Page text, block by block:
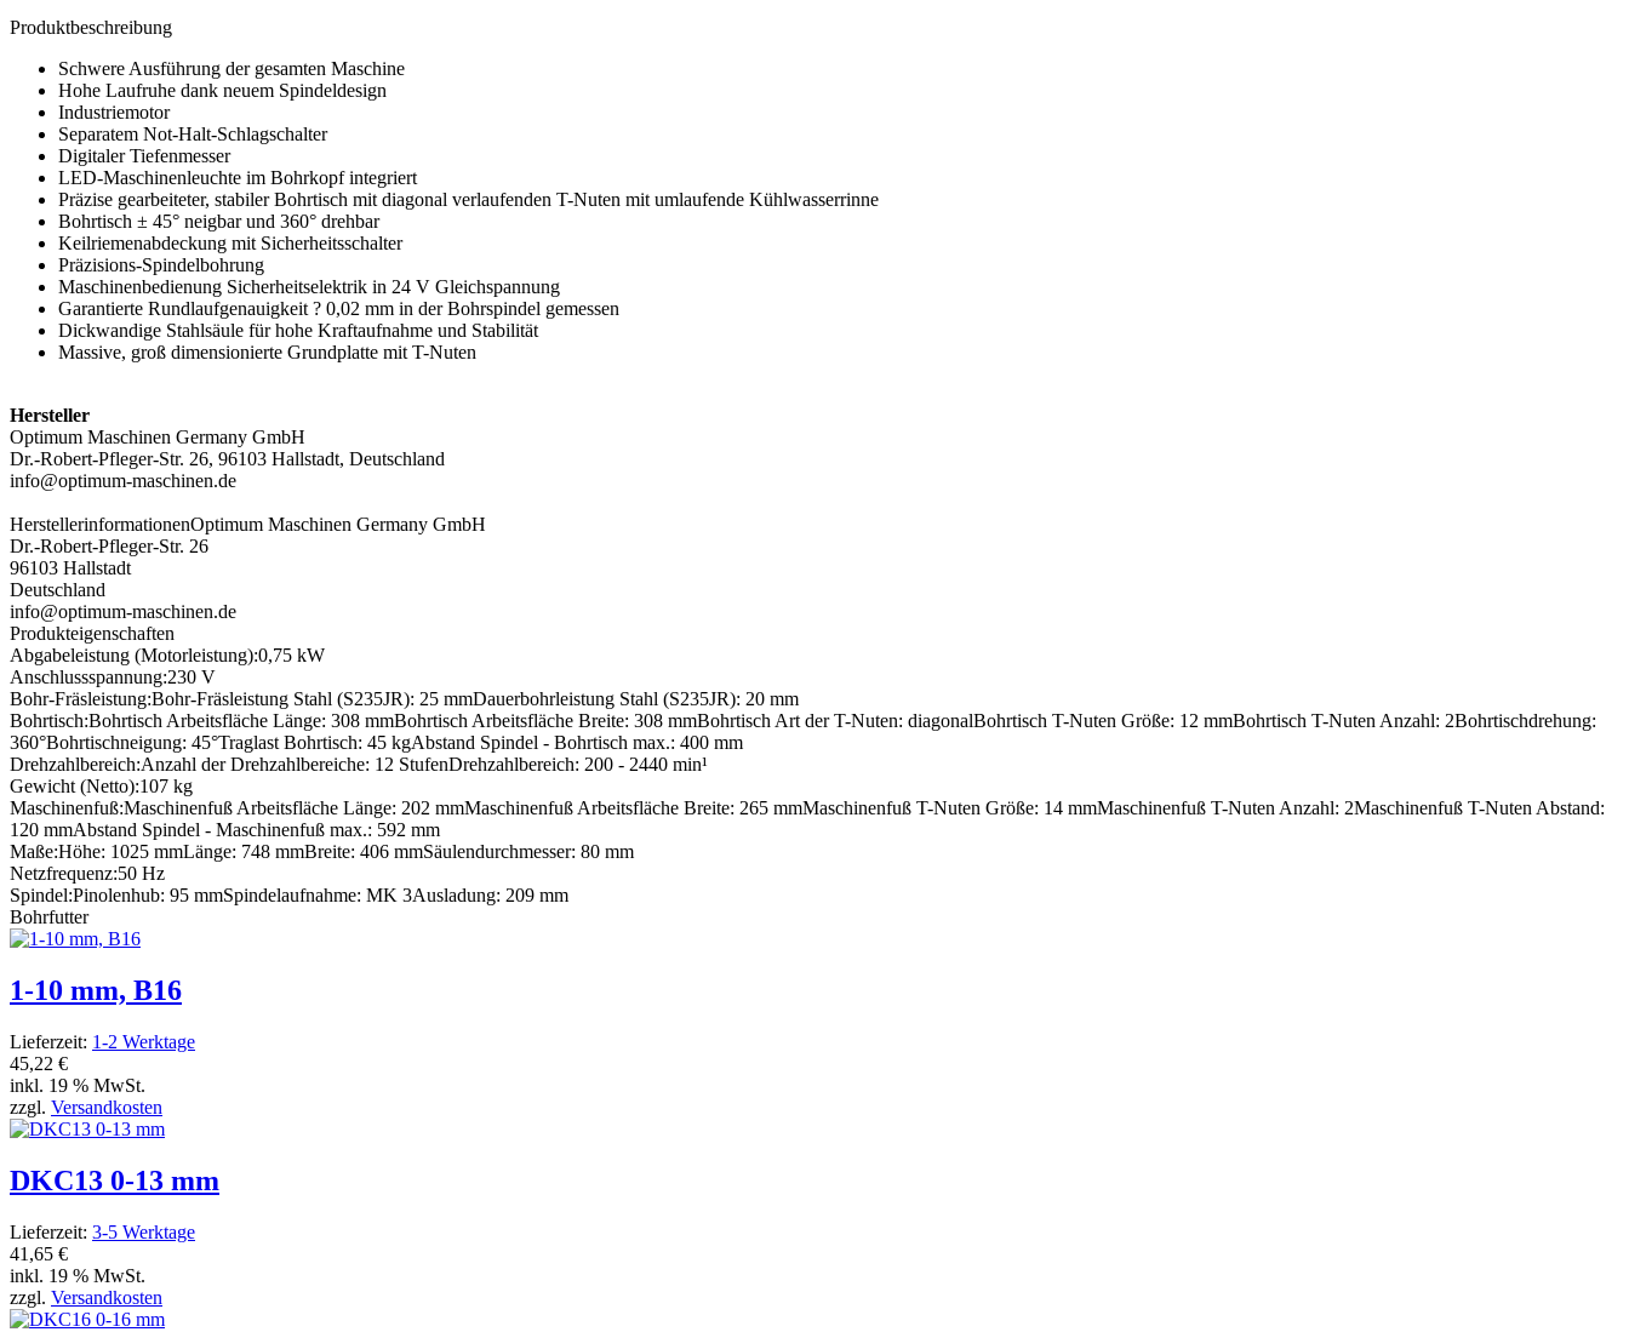
Produktbeschreibung
Schwere Ausführung der gesamten Maschine
Hohe Laufruhe dank neuem Spindeldesign
Industriemotor
Separatem Not-Halt-Schlagschalter
Digitaler Tiefenmesser
LED-Maschinenleuchte im Bohrkopf integriert
Präzise gearbeiteter, stabiler Bohrtisch mit diagonal verlaufenden T-Nuten mit umlaufende Kühlwasserrinne
Bohrtisch ± 45° neigbar und 360° drehbar
Keilriemenabdeckung mit Sicherheitsschalter
Präzisions-Spindelbohrung
Maschinenbedienung Sicherheitselektrik in 24 V Gleichspannung
Garantierte Rundlaufgenauigkeit ? 0,02 mm in der Bohrspindel gemessen
Dickwandige Stahlsäule für hohe Kraftaufnahme und Stabilität
Massive, groß dimensionierte Grundplatte mit T-Nuten
Hersteller
Optimum Maschinen Germany GmbH
Dr.-Robert-Pfleger-Str. 26, 96103 Hallstadt, Deutschland
info@optimum-maschinen.de
HerstellerinformationenOptimum Maschinen Germany GmbH
Dr.-Robert-Pfleger-Str. 26
96103 Hallstadt
Deutschland
info@optimum-maschinen.de
Produkteigenschaften
Abgabeleistung (Motorleistung):0,75 kW
Anschlussspannung:230 V
Bohr-Fräsleistung:Bohr-Fräsleistung Stahl (S235JR): 25 mmDauerbohrleistung Stahl (S235JR): 20 mm
Bohrtisch:Bohrtisch Arbeitsfläche Länge: 308 mmBohrtisch Arbeitsfläche Breite: 308 mmBohrtisch Art der T-Nuten: diagonalBohrtisch T-Nuten Größe: 12 mmBohrtisch T-Nuten Anzahl: 2Bohrtischdrehung:
360°Bohrtischneigung: 45°Traglast Bohrtisch: 45 kgAbstand Spindel - Bohrtisch max.: 400 mm
Drehzahlbereich:Anzahl der Drehzahlbereiche: 12 StufenDrehzahlbereich: 200 - 2440 min¹
Gewicht (Netto):107 kg
Maschinenfuß:Maschinenfuß Arbeitsfläche Länge: 202 mmMaschinenfuß Arbeitsfläche Breite: 265 mmMaschinenfuß T-Nuten Größe: 14 mmMaschinenfuß T-Nuten Anzahl: 2Maschinenfuß T-Nuten Abstand:
120 mmAbstand Spindel - Maschinenfuß max.: 592 mm
Maße:Höhe: 1025 mmLänge: 748 mmBreite: 406 mmSäulendurchmesser: 80 mm
Netzfrequenz:50 Hz
Spindel:Pinolenhub: 95 mmSpindelaufnahme: MK 3Ausladung: 209 mm
Bohrfutter
1-10 mm, B16
Lieferzeit: 1-2 Werktage
45,22 €
inkl. 19 % MwSt.
zzgl. Versandkosten
DKC13 0-13 mm
Lieferzeit: 3-5 Werktage
41,65 €
inkl. 19 % MwSt.
zzgl. Versandkosten